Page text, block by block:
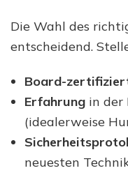
Die Wahl des
entscheidend.
Board-
Erfahrung in der
(idealerweise
neuesten